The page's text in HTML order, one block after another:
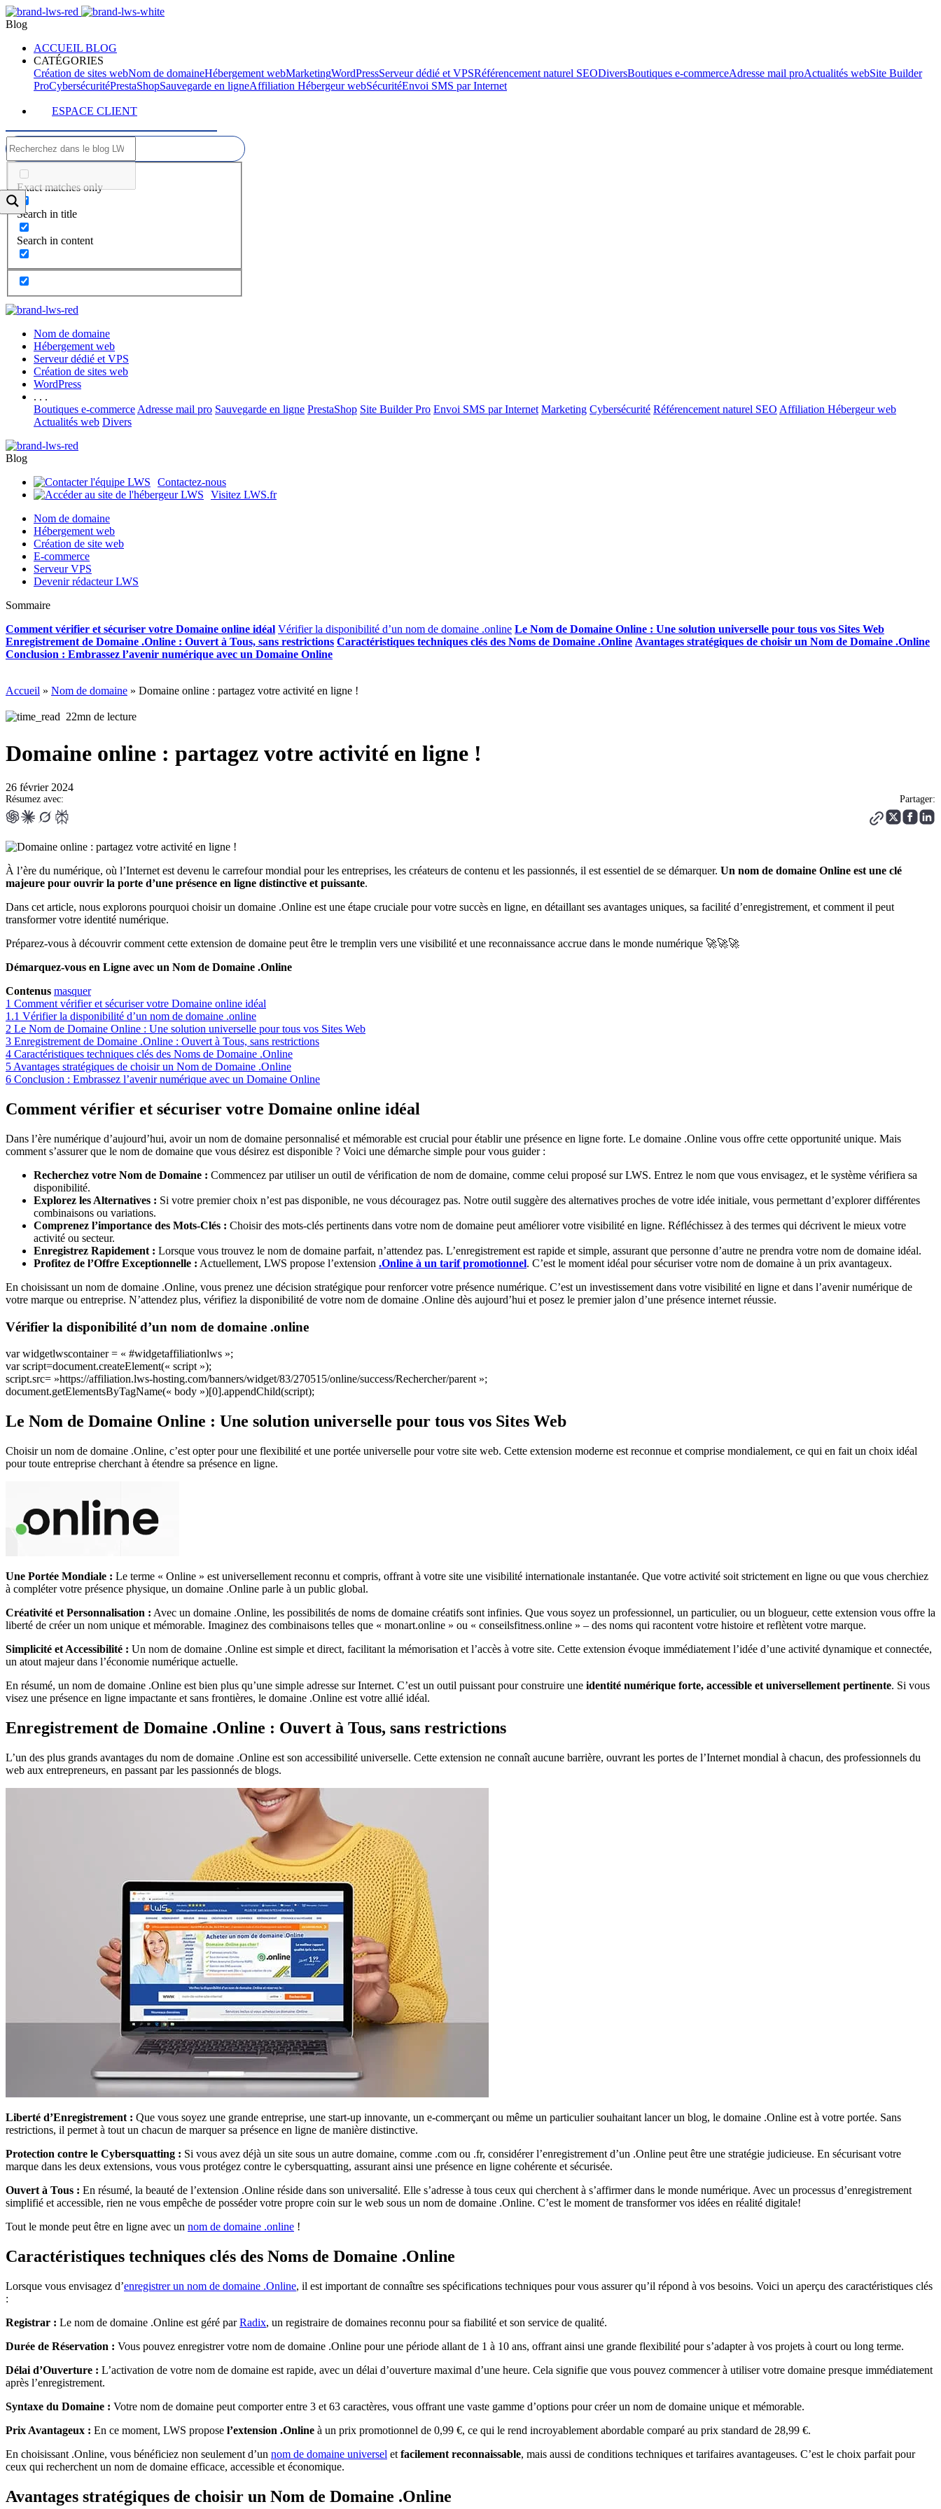
Blog
ACCUEIL BLOG
CATÉGORIES
Création de sites webNom de domaineHébergement webMarketingWordPressServeur dédié et VPSRéférencement naturel SEODiversBoutiques e-commerceAdresse mail proActualités webSite Builder
ProCybersécuritéPrestaShopSauvegarde en ligneAffiliation Hébergeur webSécuritéEnvoi SMS par Internet
ESPACE CLIENT
Exact matches only
Search in title
Search in content
Nom de domaine
Hébergement web
Serveur dédié et VPS
Création de sites web
WordPress
. . .
Boutiques e-commerce Adresse mail pro Sauvegarde en ligne PrestaShop Site Builder Pro Envoi SMS par Internet Marketing Cybersécurité Référencement naturel SEO Affiliation Hébergeur web
Actualités web Divers
Blog
Contactez-nous
Visitez LWS.fr
Nom de domaine
Hébergement web
Création de site web
E-commerce
Serveur VPS
Devenir rédacteur LWS
Sommaire
Comment vérifier et sécuriser votre Domaine online idéal Vérifier la disponibilité d’un nom de domaine .online Le Nom de Domaine Online : Une solution universelle pour tous vos Sites Web
Enregistrement de Domaine .Online : Ouvert à Tous, sans restrictions Caractéristiques techniques clés des Noms de Domaine .Online Avantages stratégiques de choisir un Nom de Domaine .Online
Conclusion : Embrassez l’avenir numérique avec un Domaine Online
Accueil » Nom de domaine » Domaine online : partagez votre activité en ligne !
22mn de lecture
Domaine online : partagez votre activité en ligne !
26 février 2024
Résumez avec: Partager:
À l’ère du numérique, où l’Internet est devenu le carrefour mondial pour les entreprises, les créateurs de contenu et les passionnés, il est essentiel de se démarquer. Un nom de domaine Online est une clé
majeure pour ouvrir la porte d’une présence en ligne distinctive et puissante.
Dans cet article, nous explorons pourquoi choisir un domaine .Online est une étape cruciale pour votre succès en ligne, en détaillant ses avantages uniques, sa facilité d’enregistrement, et comment il peut
transformer votre identité numérique.
Préparez-vous à découvrir comment cette extension de domaine peut être le tremplin vers une visibilité et une reconnaissance accrue dans le monde numérique 🚀🚀🚀
Démarquez-vous en Ligne avec un Nom de Domaine .Online
Contenus masquer
1 Comment vérifier et sécuriser votre Domaine online idéal
1.1 Vérifier la disponibilité d’un nom de domaine .online
2 Le Nom de Domaine Online : Une solution universelle pour tous vos Sites Web
3 Enregistrement de Domaine .Online : Ouvert à Tous, sans restrictions
4 Caractéristiques techniques clés des Noms de Domaine .Online
5 Avantages stratégiques de choisir un Nom de Domaine .Online
6 Conclusion : Embrassez l’avenir numérique avec un Domaine Online
Comment vérifier et sécuriser votre Domaine online idéal
Dans l’ère numérique d’aujourd’hui, avoir un nom de domaine personnalisé et mémorable est crucial pour établir une présence en ligne forte. Le domaine .Online vous offre cette opportunité unique. Mais
comment s’assurer que le nom de domaine que vous désirez est disponible ? Voici une démarche simple pour vous guider :
Recherchez votre Nom de Domaine : Commencez par utiliser un outil de vérification de nom de domaine, comme celui proposé sur LWS. Entrez le nom que vous envisagez, et le système vérifiera sa
disponibilité.
Explorez les Alternatives : Si votre premier choix n’est pas disponible, ne vous découragez pas. Notre outil suggère des alternatives proches de votre idée initiale, vous permettant d’explorer différentes
combinaisons ou variations.
Comprenez l’importance des Mots-Clés : Choisir des mots-clés pertinents dans votre nom de domaine peut améliorer votre visibilité en ligne. Réfléchissez à des termes qui décrivent le mieux votre
activité ou secteur.
Enregistrez Rapidement : Lorsque vous trouvez le nom de domaine parfait, n’attendez pas. L’enregistrement est rapide et simple, assurant que personne d’autre ne prendra votre nom de domaine idéal.
Profitez de l’Offre Exceptionnelle : Actuellement, LWS propose l’extension .Online à un tarif promotionnel. C’est le moment idéal pour sécuriser votre nom de domaine à un prix avantageux.
En choisissant un nom de domaine .Online, vous prenez une décision stratégique pour renforcer votre présence numérique. C’est un investissement dans votre visibilité en ligne et dans l’avenir numérique de
votre marque ou entreprise. N’attendez plus, vérifiez la disponibilité de votre nom de domaine .Online dès aujourd’hui et posez le premier jalon d’une présence internet réussie.
Vérifier la disponibilité d’un nom de domaine .online
var widgetlwscontainer = « #widgetaffiliationlws »;
var script=document.createElement(« script »);
script.src= »https://affiliation.lws-hosting.com/banners/widget/83/270515/online/success/Rechercher/parent »;
document.getElementsByTagName(« body »)[0].appendChild(script);
Le Nom de Domaine Online : Une solution universelle pour tous vos Sites Web
Choisir un nom de domaine .Online, c’est opter pour une flexibilité et une portée universelle pour votre site web. Cette extension moderne est reconnue et comprise mondialement, ce qui en fait un choix idéal
pour toute entreprise cherchant à étendre sa présence en ligne.
Une Portée Mondiale : Le terme « Online » est universellement reconnu et compris, offrant à votre site une visibilité internationale instantanée. Que votre activité soit strictement en ligne ou que vous cherchiez
à compléter votre présence physique, un domaine .Online parle à un public global.
Créativité et Personnalisation : Avec un domaine .Online, les possibilités de noms de domaine créatifs sont infinies. Que vous soyez un professionnel, un particulier, ou un blogueur, cette extension vous offre la
liberté de créer un nom unique et mémorable. Imaginez des combinaisons telles que « monart.online » ou « conseilsfitness.online » – des noms qui racontent votre histoire et reflètent votre marque.
Simplicité et Accessibilité : Un nom de domaine .Online est simple et direct, facilitant la mémorisation et l’accès à votre site. Cette extension évoque immédiatement l’idée d’une activité dynamique et connectée,
un atout majeur dans l’économie numérique actuelle.
En résumé, un nom de domaine .Online est bien plus qu’une simple adresse sur Internet. C’est un outil puissant pour construire une identité numérique forte, accessible et universellement pertinente. Si vous
visez une présence en ligne impactante et sans frontières, le domaine .Online est votre allié idéal.
Enregistrement de Domaine .Online : Ouvert à Tous, sans restrictions
L’un des plus grands avantages du nom de domaine .Online est son accessibilité universelle. Cette extension ne connaît aucune barrière, ouvrant les portes de l’Internet mondial à chacun, des professionnels du
web aux entrepreneurs, en passant par les passionnés de blogs.
Liberté d’Enregistrement : Que vous soyez une grande entreprise, une start-up innovante, un e-commerçant ou même un particulier souhaitant lancer un blog, le domaine .Online est à votre portée. Sans
restrictions, il permet à tout un chacun de marquer sa présence en ligne de manière distinctive.
Protection contre le Cybersquatting : Si vous avez déjà un site sous un autre domaine, comme .com ou .fr, considérer l’enregistrement d’un .Online peut être une stratégie judicieuse. En sécurisant votre
marque dans les deux extensions, vous vous protégez contre le cybersquatting, assurant ainsi une présence en ligne cohérente et sécurisée.
Ouvert à Tous : En résumé, la beauté de l’extension .Online réside dans son universalité. Elle s’adresse à tous ceux qui cherchent à s’affirmer dans le monde numérique. Avec un processus d’enregistrement
simplifié et accessible, rien ne vous empêche de posséder votre propre coin sur le web sous un nom de domaine .Online. C’est le moment de transformer vos idées en réalité digitale!
Tout le monde peut être en ligne avec un nom de domaine .online !
Caractéristiques techniques clés des Noms de Domaine .Online
Lorsque vous envisagez d’enregistrer un nom de domaine .Online, il est important de connaître ses spécifications techniques pour vous assurer qu’il répond à vos besoins. Voici un aperçu des caractéristiques clés
:
Registrar : Le nom de domaine .Online est géré parRadix, un registraire de domaines reconnu pour sa fiabilité et son service de qualité.
Durée de Réservation : Vous pouvez enregistrer votre nom de domaine .Online pour une période allant de 1 à 10 ans, offrant ainsi une grande flexibilité pour s’adapter à vos projets à court ou long terme.
Délai d’Ouverture : L’activation de votre nom de domaine est rapide, avec un délai d’ouverture maximal d’une heure. Cela signifie que vous pouvez commencer à utiliser votre domaine presque immédiatement
après l’enregistrement.
Syntaxe du Domaine : Votre nom de domaine peut comporter entre 3 et 63 caractères, vous offrant une vaste gamme d’options pour créer un nom de domaine unique et mémorable.
Prix Avantageux : En ce moment, LWS propose l’extension .Online à un prix promotionnel de 0,99 €, ce qui le rend incroyablement abordable comparé au prix standard de 28,99 €.
En choisissant .Online, vous bénéficiez non seulement d’un nom de domaine universel et facilement reconnaissable, mais aussi de conditions techniques et tarifaires avantageuses. C’est le choix parfait pour
ceux qui recherchent un nom de domaine efficace, accessible et économique.
Avantages stratégiques de choisir un Nom de Domaine .Online